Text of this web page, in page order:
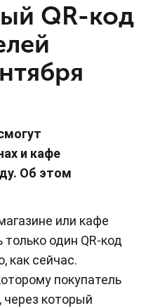
QR-код
и кафе
Об этом
или кафе
один QR-код
как сейчас.
покупатель
который